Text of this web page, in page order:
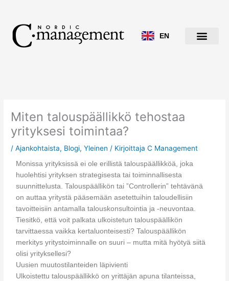
EN
Miten talouspäällikkö tehostaa
yrityksesi toimintaa?
/Ajankohtaista, Blogi,Yleinen / KirjoittajaC Management
Monissa yrityksissä ei ole erillistä talouspäällikköä, joka
huolehtisi yrityksen strategisesta tai toiminnallisesta
suunnittelusta. Talouspäällikön tai ”Controllerin” tehtävänä
on auttaa yritystä pääsemään asetettuihin taloudellisiin
tavoitteisiin antamalla talouskonsultointia ja -neuvontaa.
Tiesitkö, että voit palkata ulkoistetun talouspäällikön
tarvittaessa vaikka kertaluonteisesti? Talouspäällikön
merkitys yritystoiminnalle on suuri – mutta mitä hyötyä siitä
olisi yrityksellesi?
Uusien muutostilanteiden läpivienti
Ulkoistettu talouspäällikkö on yrittäjän apuna tilanteissa,